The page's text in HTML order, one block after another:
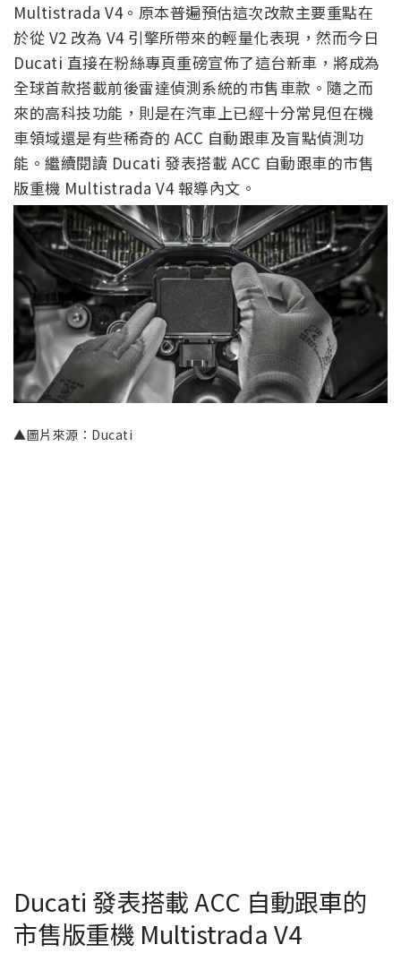
Multistrada V4。原本普遍預估這次改款主要重點在
於從 V2 改為 V4 引擎所帶來的輕量化表現，然而今日
Ducati 直接在粉絲專頁重磅宣佈了這台新車，將成為
全球首款搭載前後雷達偵測系統的市售車款。隨之而
來的高科技功能，則是在汽車上已經十分常見但在機
車領域還是有些稀奇的 ACC 自動跟車及盲點偵測功
能。繼續閱讀 Ducati 發表搭載 ACC 自動跟車的市售
版重機 Multistrada V4 報導內文。
▲圖片來源：Ducati
Ducati 發表搭載 ACC 自動跟車的
市售版重機 Multistrada V4